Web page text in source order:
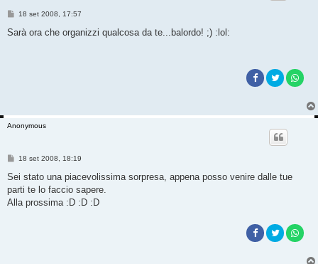
M
s
18 set 2008, 17:57
Sarà ora che organizzi qualcosa da te...balordo! ;) :lol:
Anonymous
M
s
a
g
18 set 2008, 18:19
Sei stato una piacevolissima sorpresa, appena posso venire dalle tue
parti te lo faccio sapere.
Alla prossima :D :D :D